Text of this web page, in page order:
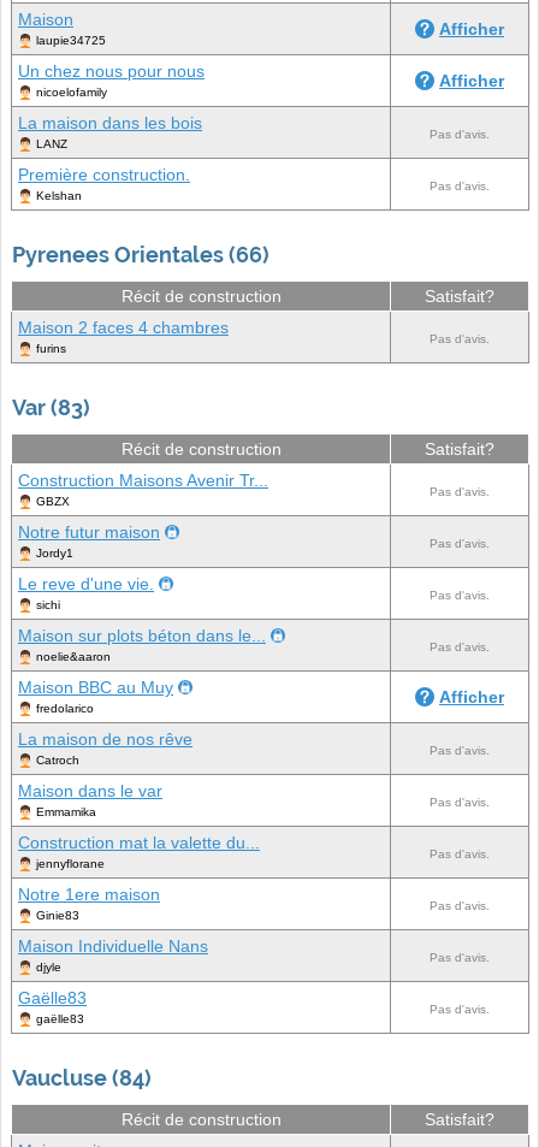
Maison
laupie34725
Afficher
Un chez nous pour nous
nicoelofamily
Afficher
La maison dans les bois
LANZ
Pas d'avis.
Première construction.
Kelshan
Pas d'avis.
Pyrenees Orientales (66)
Récit de construction
Satisfait?
Maison 2 faces 4 chambres
furins
Pas d'avis.
Var (83)
Récit de construction
Satisfait?
Construction Maisons Avenir Tr...
GBZX
Pas d'avis.
Notre futur maison
Jordy1
Pas d'avis.
Le reve d'une vie.
sichi
Pas d'avis.
Maison sur plots béton dans le...
noelie&aaron
Pas d'avis.
Maison BBC au Muy
fredolarico
Afficher
La maison de nos rêve
Catroch
Pas d'avis.
Maison dans le var
Emmamika
Pas d'avis.
Construction mat la valette du...
jennyflorane
Pas d'avis.
Notre 1ere maison
Ginie83
Pas d'avis.
Maison Individuelle Nans
djyle
Pas d'avis.
Gaëlle83
gaëlle83
Pas d'avis.
Vaucluse (84)
Récit de construction
Satisfait?